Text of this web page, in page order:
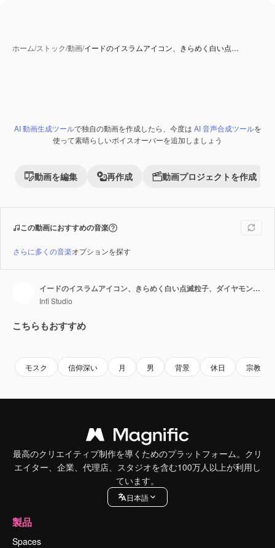
ホーム/ストック/動画/イードのイスラムアイコン、きらめく白い点…
Premium
AI 動画生成ツールで独自の動画を作成したら、今度は AI 音声合成ツールを
使って素晴らしいボイスオーバーを追加しましょう
動画を編集 再作成 動画プロジェクトを作成
この動画におすすめの音楽
さらに多くの音楽オプションを探す
イードのイスラムアイコン、きらめく白い点滅粒子、ダイヤモンドグリッターループライト、4Kアニメーション。
Infi Studio
こちらもおすすめ
モスク 信仰深い 月 男 背景 休日 宗教
最高のクリエイティブ制作を導くためのプラットフォーム。クリ
エイター、企業、代理店、スタジオを含む100万人以上が利用し
ています。
日本語
製品
Spaces